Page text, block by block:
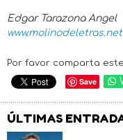
Edgar Tarazona Angel
www.molinodeletras.net
Por favor comparta
Save
ÚLTIMAS